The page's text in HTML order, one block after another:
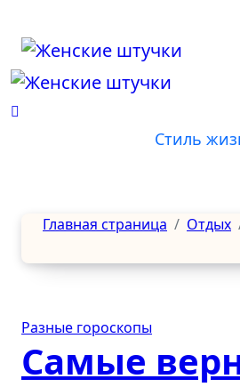
содержанию
Стиль
Главная страница Отдых
Разные гороскопы
Самые